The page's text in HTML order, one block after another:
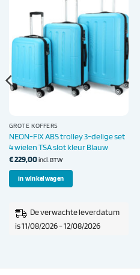
GROTE KOFFERS
NEON-FIX ABS trolley 3-delige set
4 wielen TSA slot kleur Blauw
€229,00incl. BTW
In winkelwagen
De verwachte leverdatum
is 11/08/2026 - 12/08/2026